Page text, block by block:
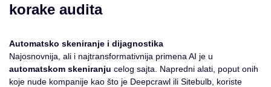
korake audita
Automatsko skeniranje i dijagnostika
Najosnovnija, ali i najtransformativnija primena AI je u
automatskom skeniranju celog sajta. Napredni alati, poput onih
koje nude kompanije kao što je Deepcrawl ili Sitebulb, koriste